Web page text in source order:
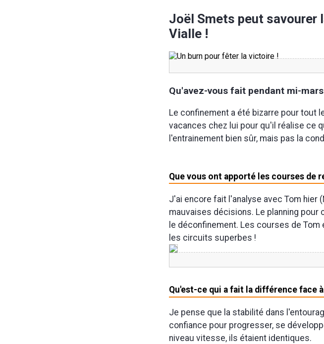
Joël Smets peut savourer
Vialle !
Qu'avez-vous fait pendant mi-
Le confinement a été bizarre pour tout
vacances chez lui pour qu'il réalise ce
l'entrainement bien sûr, mais pas la
Que vous ont apporté les courses de
J'ai encore fait l'analyse avec Tom hier
mauvaises décisions. Le planning
le déconfinement. Les courses de
les circuits superbes !
Qu'est-ce qui a fait la différence face
Je pense que la stabilité dans
confiance pour progresser, se
niveau vitesse, ils étaient identiques.